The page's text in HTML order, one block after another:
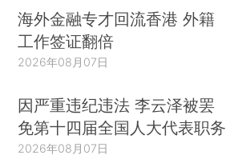
海外金融专才回流香港 外籍
工作签证翻倍
2026年08月07日
因严重违纪违法 李云泽被罢
免第十四届全国人大代表职务
2026年08月07日